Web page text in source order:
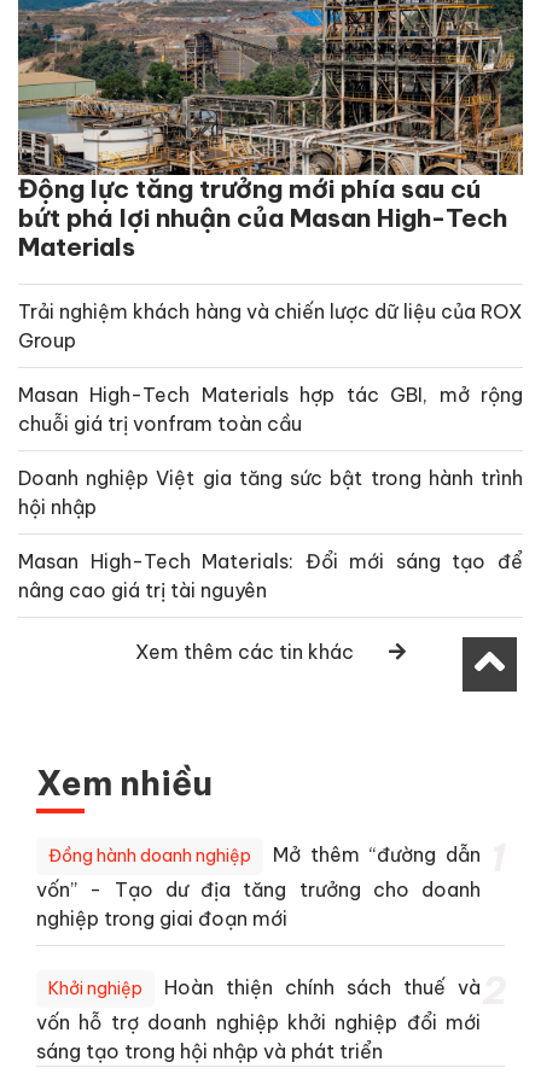
Động lực tăng trưởng mới phía sau cú
bứt phá lợi nhuận của Masan High-Tech
Materials
Trải nghiệm khách hàng và chiến lược dữ liệu của ROX
Group
Masan High-Tech Materials hợp tác GBI, mở rộng
chuỗi giá trị vonfram toàn cầu
Doanh nghiệp Việt gia tăng sức bật trong hành trình
hội nhập
Masan High-Tech Materials: Đổi mới sáng tạo để
nâng cao giá trị tài nguyên
Xem thêm các tin khác
Xem nhiều
Đồng hành doanh nghiệp
Mở thêm “đường dẫn
vốn” - Tạo dư địa tăng trưởng cho doanh
nghiệp trong giai đoạn mới
Khởi nghiệp
Hoàn thiện chính sách thuế và
vốn hỗ trợ doanh nghiệp khởi nghiệp đổi mới
sáng tạo trong hội nhập và phát triển